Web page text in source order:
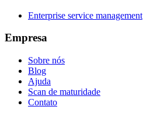
Enterprise service management
Empresa
Sobre nós
Blog
Ajuda
Scan de maturidade
Contato